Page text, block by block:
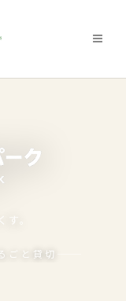
。
ごと貸切